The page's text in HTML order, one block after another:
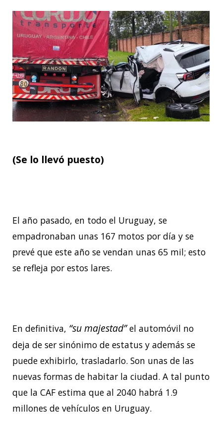
(Se lo llevó puesto)
El año pasado, en todo el Uruguay, se
empadronaban unas 167 motos por día y se
prevé que este año se vendan unas 65 mil; esto
se refleja por estos lares.
En definitiva, “su majestad”el automóvil no
deja de ser sinónimo de estatus y además se
puede exhibirlo, trasladarlo. Son unas de las
nuevas formas de habitar la ciudad. A tal punto
que la CAF estima que al 2040 habrá 1.9
millones de vehículos en Uruguay.